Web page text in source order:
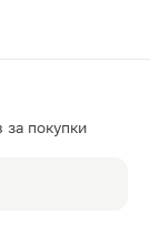
за покупки